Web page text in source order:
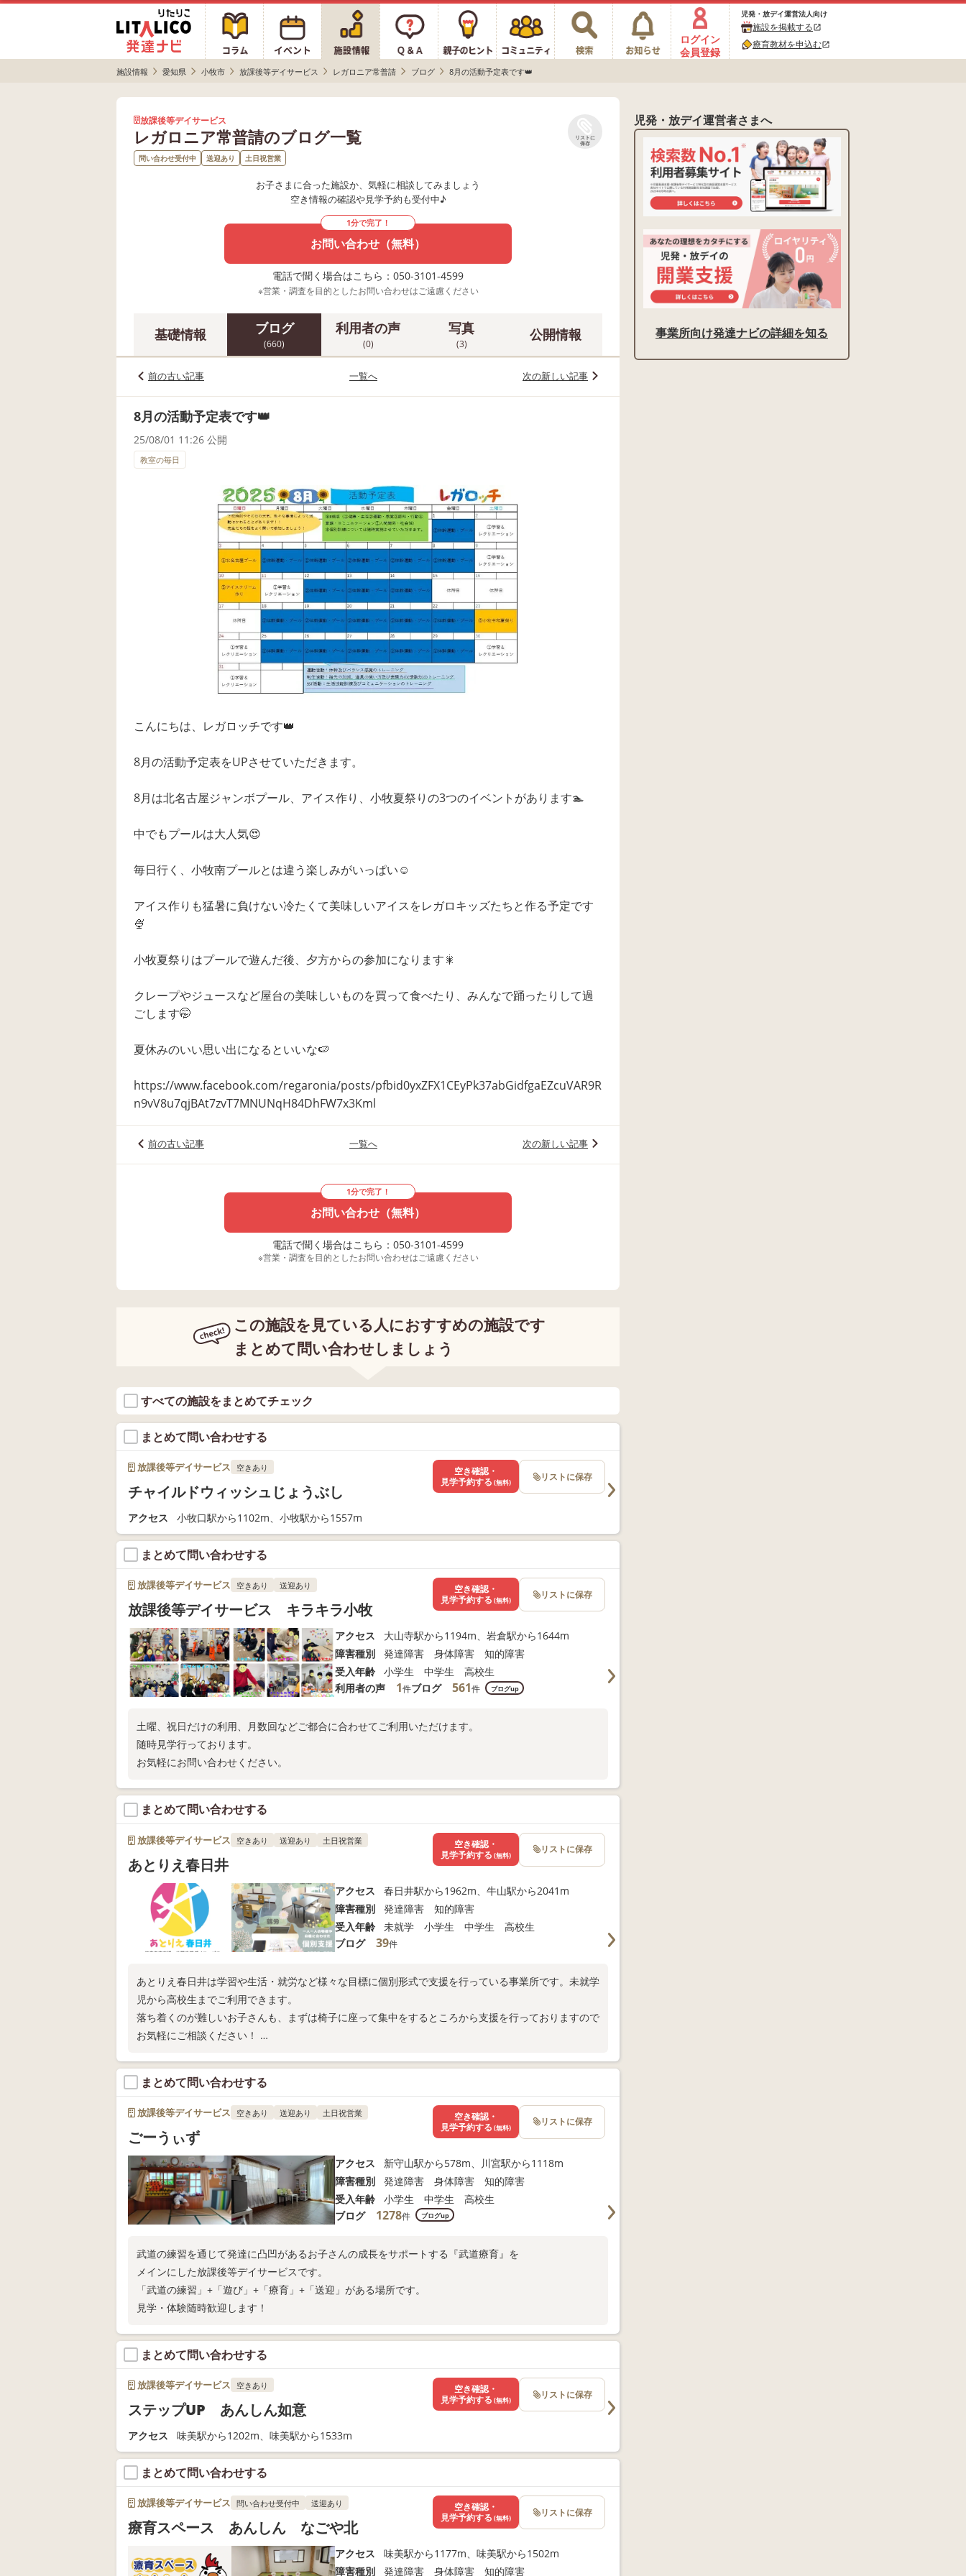
ログイン
会員登録
児発・放デイ運営法人向け
施設を掲載するopen_in_new
療育教材を申込むopen_in_new
施設情報 愛知県 小牧市 放課後等デイサービス レガロニア常普請 ブログ 8月の活動予定表です👑
放課後等デイサービス
レガロニア常普請のブログ一覧
リストに
保存
問い合わせ受付中 送迎あり 土日祝営業
お子さまに合った施設か、気軽に相談してみましょう
空き情報の確認や見学予約も受付中♪
1分で完了！
お問い合わせ（無料）
電話で聞く場合はこちら：050-3101-4599
※営業・調査を目的としたお問い合わせはご遠慮ください
基礎情報 ブログ
(660)
利用者の声
(0)
写真
(3)
公開情報
前の古い記事 一覧へ 次の新しい記事
8月の活動予定表です👑
25/08/01 11:26 公開
教室の毎日
こんにちは、レガロッチです👑
8月の活動予定表をUPさせていただきます。
8月は北名古屋ジャンボプール、アイス作り、小牧夏祭りの3つのイベントがあります🏊
中でもプールは大人気😍
毎日行く、小牧南プールとは違う楽しみがいっぱい☺
アイス作りも猛暑に負けない冷たくて美味しいアイスをレガロキッズたちと作る予定です
🍨
小牧夏祭りはプールで遊んだ後、夕方からの参加になります🎇
クレープやジュースなど屋台の美味しいものを買って食べたり、みんなで踊ったりして過
ごします🤭
夏休みのいい思い出になるといいな🍉
https://www.facebook.com/regaronia/posts/pfbid0yxZFX1CEyPk37abGidfgaEZcuVAR9R
n9vV8u7qjBAt7zvT7MNUNqH84DhFW7x3Kml
前の古い記事 一覧へ 次の新しい記事
1分で完了！
お問い合わせ（無料）
電話で聞く場合はこちら：050-3101-4599
※営業・調査を目的としたお問い合わせはご遠慮ください
この施設を見ている人におすすめの施設です
まとめて問い合わせしましょう
すべての施設をまとめてチェック
まとめて問い合わせする
放課後等デイサービス 空きあり
チャイルドウィッシュじょうぶし
アクセス 小牧口駅から1102m、小牧駅から1557m
空き確認・
見学予約する (無料) リストに保存
まとめて問い合わせする
放課後等デイサービス 空きあり 送迎あり
放課後等デイサービス キラキラ小牧
アクセス
大山寺駅から1194m、岩倉駅から1644m
障害種別
発達障害 身体障害 知的障害
受入年齢
小学生 中学生 高校生
利用者の声
1件ブログ 561件 ブログup
土曜、祝日だけの利用、月数回などご都合に合わせてご利用いただけます。
随時見学行っております。
お気軽にお問い合わせください。
空き確認・
見学予約する (無料) リストに保存
まとめて問い合わせする
放課後等デイサービス 空きあり 送迎あり 土日祝営業
あとりえ春日井
アクセス
春日井駅から1962m、牛山駅から2041m
障害種別
発達障害 知的障害
受入年齢
未就学 小学生 中学生 高校生
ブログ
39件
あとりえ春日井は学習や生活・就労など様々な目標に個別形式で支援を行っている事業所です。未就学
児から高校生までご利用できます。
落ち着くのが難しいお子さんも、まずは椅子に座って集中をするところから支援を行っておりますので
お気軽にご相談ください！
空き確認・
見学予約する (無料) リストに保存
まとめて問い合わせする
放課後等デイサービス 空きあり 送迎あり 土日祝営業
ごーうぃず
アクセス
新守山駅から578m、川宮駅から1118m
障害種別
発達障害 身体障害 知的障害
受入年齢
小学生 中学生 高校生
ブログ
1278件 ブログup
武道の練習を通じて発達に凸凹があるお子さんの成長をサポートする『武道療育』を
メインにした放課後等デイサービスです。
「武道の練習」+「遊び」+「療育」+「送迎」がある場所です。
見学・体験随時歓迎します！
空き確認・
見学予約する (無料) リストに保存
まとめて問い合わせする
放課後等デイサービス 空きあり
ステップUP あんしん如意
アクセス 味美駅から1202m、味美駅から1533m
空き確認・
見学予約する (無料) リストに保存
まとめて問い合わせする
放課後等デイサービス 問い合わせ受付中 送迎あり
療育スペース あんしん なごや北
アクセス
味美駅から1177m、味美駅から1502m
障害種別
発達障害 身体障害 知的障害
空き確認・
見学予約する (無料) リストに保存
児発・放デイ運営者さまへ
事業所向け発達ナビの詳細を知る